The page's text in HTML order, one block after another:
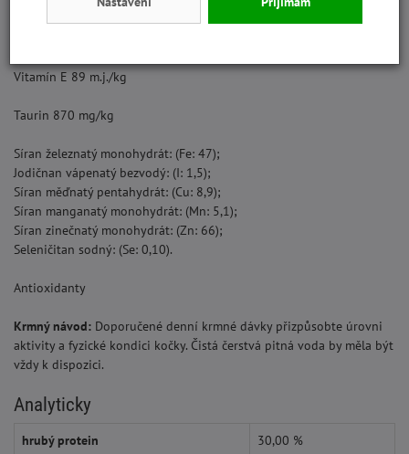
Vitamín E 89 m.j./kg
Taurin 870 mg/kg
Síran železnatý monohydrát: (Fe: 47);
Jodičnan vápenatý bezvodý: (I: 1,5);
Síran měďnatý pentahydrát: (Cu: 8,9);
Síran manganatý monohydrát: (Mn: 5,1);
Síran zinečnatý monohydrát: (Zn: 66);
Seleničitan sodný: (Se: 0,10).
Antioxidanty
Krmný návod: Doporučené denní krmné dávky přizpůsobte úrovni
aktivity a fyzické kondici kočky. Čistá čerstvá pitná voda by měla být
vždy k dispozici.
Analyticky
hrubý protein 30,00 %